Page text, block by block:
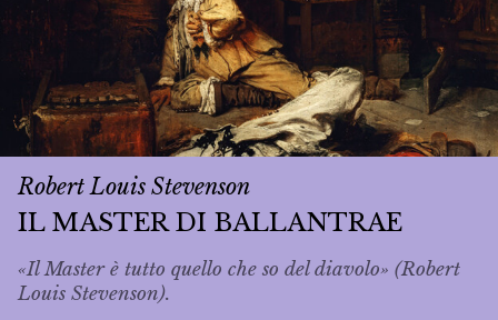
Robert Louis Stevenson
IL MASTER DI BALLANTRAE
«Il Master è tutto quello che so del diavolo» (Robert
Louis Stevenson).